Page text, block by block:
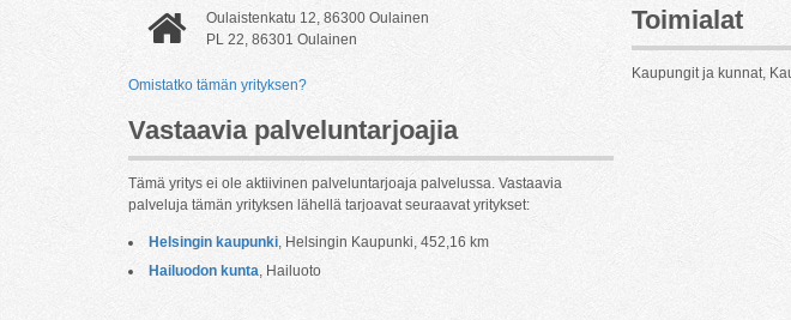
Oulaistenkatu 12, 86300 Oulainen
PL 22, 86301 Oulainen
Omistatko tämän yrityksen?
Vastaavia palveluntarjoajia
Tämä yritys ei ole aktiivinen palveluntarjoaja palvelussa. Vastaavia
palveluja tämän yrityksen lähellä tarjoavat seuraavat yritykset:
Helsingin kaupunki, Helsingin Kaupunki, 452,16 km
Hailuodon kunta, Hailuoto
Toimialat
Kaupungit ja kunnat,